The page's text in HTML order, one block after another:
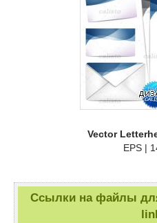
Vector
EPS |
Ссылки на файлы для